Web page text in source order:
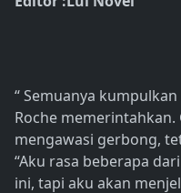
“ Semuanya
Roche
mengawasi gerbong,
“Aku rasa beberapa
ini, tapi aku akan